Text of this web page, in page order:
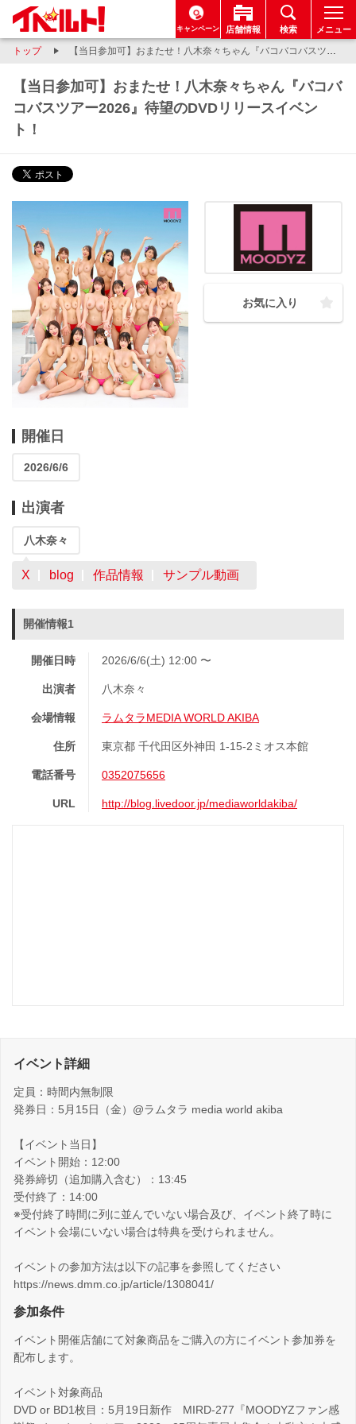
キャンペーン 店舗情報 検索 メニュー
トップ 【当日参加可】おまたせ！八木奈々ちゃん『バコバコバスツアー2026』待望のDVDリリースイベント！
【当日参加可】おまたせ！八木奈々ちゃん『バコバ
コバスツアー2026』待望のDVDリリースイベン
ト！
お気に入り
開催日
2026/6/6
出演者
八木奈々
X blog 作品情報 サンプル動画
開催情報1
開催日時 2026/6/6(土) 12:00 〜
出演者 八木奈々
会場情報 ラムタラMEDIA WORLD AKIBA
住所 東京都 千代田区外神田 1-15-2ミオス本館
電話番号 0352075656
URL http://blog.livedoor.jp/mediaworldakiba/
イベント詳細
定員：時間内無制限
発券日：5月15日（金）@ラムタラ media world akiba
【イベント当日】
イベント開始：12:00
発券締切（追加購入含む）：13:45
受付終了：14:00
※受付終了時間に列に並んでいない場合及び、イベント終了時に
イベント会場にいない場合は特典を受けられません。
イベントの参加方法は以下の記事を参照してください
https://news.dmm.co.jp/article/1308041/
参加条件
イベント開催店舗にて対象商品をご購入の方にイベント参加券を
配布します。
イベント対象商品
DVD or BD1枚目：5月19日新作 MIRD-277『MOODYZファン感